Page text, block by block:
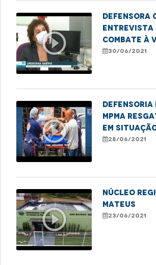
play_circle_outline
Defensora
entrevista
combate à
contra
30/06/2021
play_circle_outline
Defensoria
MPMA
em
28/06/2021
play_circle_outline
NÚCLEO
MATEUS
23/06/2021